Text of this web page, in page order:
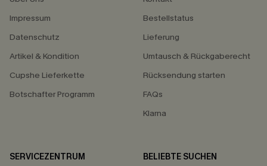
Impressum
Datenschutz
Artikel & Kondition
Cupshe Lieferkette
Botschafter Programm
Bestellstatus
Lieferung
Umtausch & Rückgaberecht
Rücksendung starten
FAQs
Klarna
SERVICEZENTRUM
BELIEBTE SUCHEN